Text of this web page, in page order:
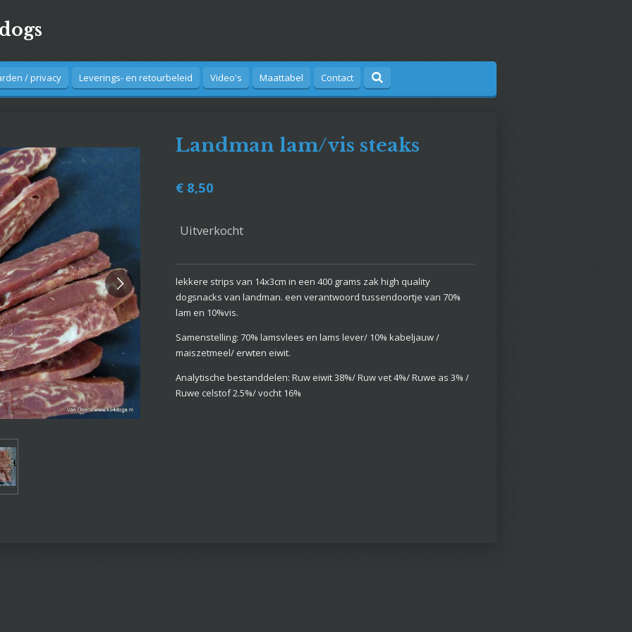
/ privacy Leverings- en retourbeleid Video's Maattabel Contact
Landman lam/vis steaks
€ 8,50
Uitverkocht
lekkere strips van 14x3cm in een 400 grams zak high quality
dogsnacks van landman. een verantwoord tussendoortje van 70%
lam en 10%vis.
Samenstelling: 70% lamsvlees en lams lever/ 10% kabeljauw /
maiszetmeel/ erwten eiwit.
Analytische bestanddelen: Ruw eiwit 38%/ Ruw vet 4%/ Ruwe as 3% /
Ruwe celstof 2.5%/ vocht 16%